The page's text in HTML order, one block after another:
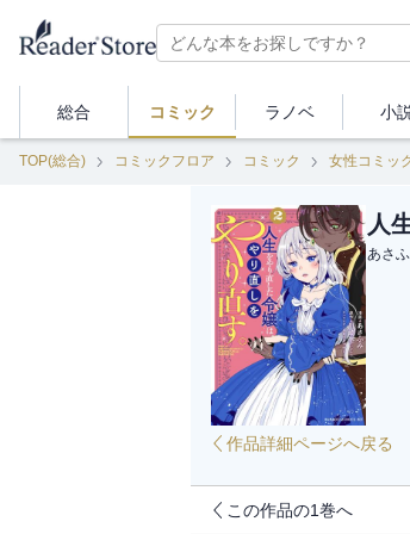
総合 コミック ラノベ 小説
TOP(総合) コミックフロア コミック 女性コミッ
人
あさ
作品詳細ページへ戻る
この作品の1巻へ